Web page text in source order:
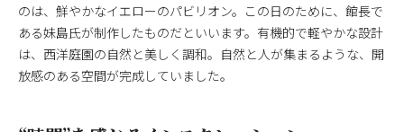
のは、鮮やかなイエローのパビリオン。この日のために、館長で
ある妹島氏が制作したものだといいます。有機的で軽やかな設計
は、西洋庭園の自然と美しく調和。自然と人が集まるような、開
放感のある空間が完成していました。